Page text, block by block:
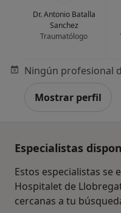
Dr. Antonio Batalla
Sanchez
Traumatólogo
Mostrar perfil
Especialistas
Estos especialistas se
Hospitalet de
cercanas a tu